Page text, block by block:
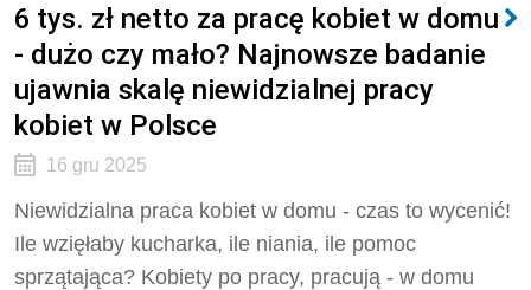
6 tys. zł netto za pracę kobiet w domu
- dużo czy mało? Najnowsze badanie
ujawnia skalę niewidzialnej pracy
kobiet w Polsce
16 gru 2025
Niewidzialna praca kobiet w domu - czas to wycenić!
Ile wzięłaby kucharka, ile niania, ile pomoc
sprzątająca? Kobiety po pracy, pracują - w domu